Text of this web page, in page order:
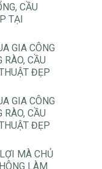
CẦU
TẠI
GIA CÔNG
CẦU
ĐẸP
GIA CÔNG
CẦU
ĐẸP
MÀ CHỦ
LÀM